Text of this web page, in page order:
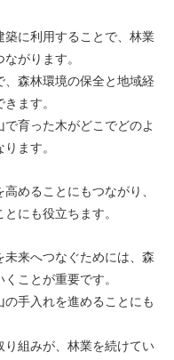
に利用することで、林業
がります。
森林環境の保全と地域経
ます。
育った木がどこでどのよ
ます。
めることにもつながり、
にも役立ちます。
来へつなぐためには、森
ことが重要です。
手入れを進めることにも
組みが、林業を続けてい